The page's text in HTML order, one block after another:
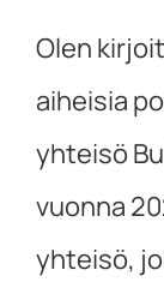
Olen
aiheisia
yhteisö
vuonna
yhteisö,